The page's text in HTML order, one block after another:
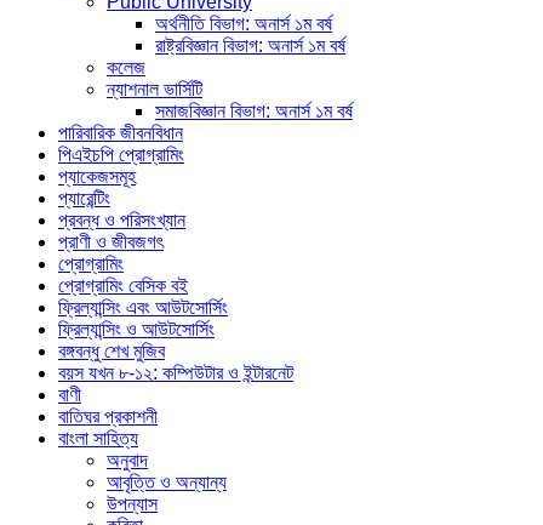
অর্থনীতি বিভাগ: অনার্স ১ম বর্ষ
রাষ্ট্রবিজ্ঞান বিভাগ: অনার্স ১ম বর্ষ
কলেজ
ন্যাশনাল ভার্সিটি
সমাজবিজ্ঞান বিভাগ: অনার্স ১ম বর্ষ
পারিবারিক জীবনবিধান
পিএইচপি প্রোগ্রামিং
প্যাকেজসমূহ
প্যারেন্টিং
প্রবন্ধ ও পরিসংখ্যান
প্রাণী ও জীবজগৎ
প্রোগ্রামিং
প্রোগ্রামিং বেসিক বই
ফ্রিল্যান্সিং এবং আউটসোর্সিং
ফ্রিল্যান্সিং ও আউটসোর্সিং
বঙ্গবন্ধু শেখ মুজিব
বয়স যখন ৮-১২: কম্পিউটার ও ইন্টারনেট
বাণী
বাতিঘর প্রকাশনী
বাংলা সাহিত্য
অনুবাদ
আবৃত্তি ও অন্যান্য
উপন্যাস